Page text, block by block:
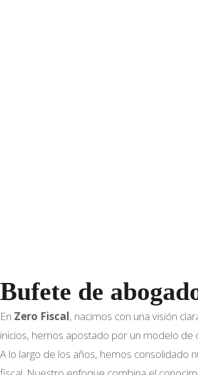
Bufete de
En Zero Fiscal, nacimos con una visión
inicios, hemos apostado por un modelo
A lo largo de los años, hemos consolidado